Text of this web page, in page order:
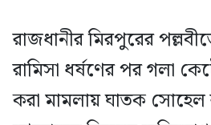
রাজধানীর মিরপুরের
রামিসা ধর্ষণের পর গলা
করা মামলায় ঘাতক সোহেল